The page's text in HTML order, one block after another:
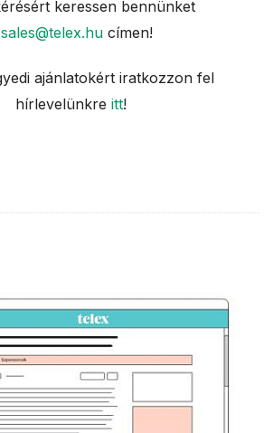
keressen bennünket
sales@telex.hu címen!
ajánlatokért iratkozzon fel
hírlevelünkre itt!